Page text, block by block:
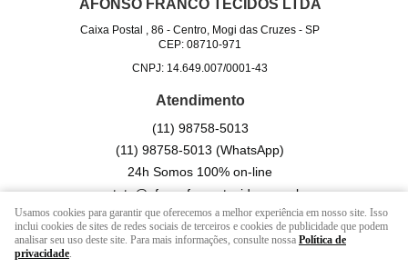
AFONSO FRANCO TECIDOS LTDA
Caixa Postal , 86 -Centro, Mogi das Cruzes -SP
CEP: 08710-971
CNPJ: 14.649.007/0001-43
Atendimento
(11) 98758-5013
(11) 98758-5013(WhatsApp)
24h Somos 100% on-line
contato@afonsofrancotecidos.com.br
LOJA VIRTUAL CRIADA POR
Usamos cookies para garantir que oferecemos a melhor experiência em nosso site. Isso
inclui cookies de sites de redes sociais de terceiros e cookies de publicidade que podem
analisar seu uso deste site. Para mais informações, consulte nossa Política de
privacidade.